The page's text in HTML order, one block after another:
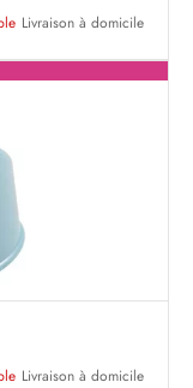
Livraison à domicile
Livraison à domicile